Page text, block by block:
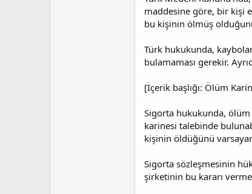
maddesine göre, bir kişi
bu kişinin ölmüş
Türk hukukunda,
bulamaması gerekir.
[İçerik başlığı: Ölüm
Sigorta hukukunda,
karinesi talebinde
kişinin öldüğünü
Sigorta sözleşmesinin
şirketinin bu kararı